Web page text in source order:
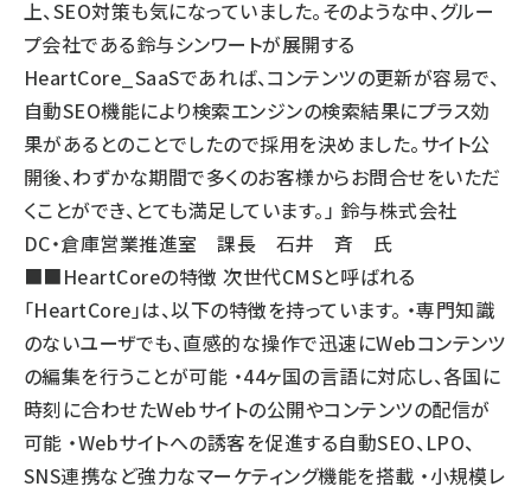
上、SEO対策も気になっていました。そのような中、グルー
プ会社である鈴与シンワートが展開する
HeartCore_SaaSであれば、コンテンツの更新が容易で、
自動SEO機能により検索エンジンの検索結果にプラス効
果があるとのことでしたので採用を決めました。サイト公
開後、わずかな期間で多くのお客様からお問合せをいただ
くことができ、とても満足しています。」 鈴与株式会社
DC・倉庫営業推進室 課長 石井 斉 氏
■■HeartCoreの特徴 次世代CMSと呼ばれる
「HeartCore」は、以下の特徴を持っています。 ・専門知識
のないユーザでも、直感的な操作で迅速にWebコンテンツ
の編集を行うことが可能 ・44ヶ国の言語に対応し、各国に
時刻に合わせたWebサイトの公開やコンテンツの配信が
可能 ・Webサイトへの誘客を促進する自動SEO、LPO、
SNS連携など強力なマーケティング機能を搭載 ・小規模レ